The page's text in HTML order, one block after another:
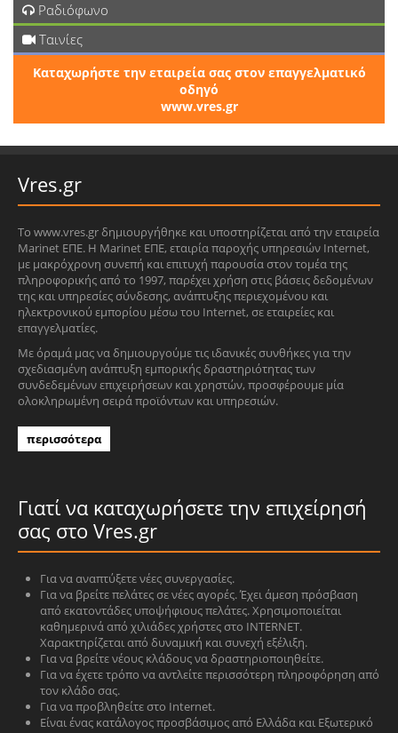
Ραδιόφωνο
Ταινίες
Καταχωρήστε την εταιρεία σας στον επαγγελματικό
οδηγό
www.vres.gr
Vres.gr
Το www.vres.gr δημιουργήθηκε και υποστηρίζεται από την εταιρεία
Marinet ΕΠΕ. Η Marinet ΕΠΕ, εταιρία παροχής υπηρεσιών Internet,
με μακρόχρονη συνεπή και επιτυχή παρουσία στον τομέα της
πληροφορικής από το 1997, παρέχει χρήση στις βάσεις δεδομένων
της και υπηρεσίες σύνδεσης, ανάπτυξης περιεχομένου και
ηλεκτρονικού εμπορίου μέσω του Internet, σε εταιρείες και
επαγγελματίες.
Με όραμά μας να δημιουργούμε τις ιδανικές συνθήκες για την
σχεδιασμένη ανάπτυξη εμπορικής δραστηριότητας των
συνδεδεμένων επιχειρήσεων και χρηστών, προσφέρουμε μία
ολοκληρωμένη σειρά προϊόντων και υπηρεσιών.
περισσότερα
Γιατί να καταχωρήσετε την επιχείρησή
σας στο Vres.gr
Για να αναπτύξετε νέες συνεργασίες.
Για να βρείτε πελάτες σε νέες αγορές. Έχει άμεση πρόσβαση
από εκατοντάδες υποψήφιους πελάτες. Χρησιμοποιείται
καθημερινά από χιλιάδες χρήστες στο INTERNET.
Χαρακτηρίζεται από δυναμική και συνεχή εξέλιξη.
Για να βρείτε νέους κλάδους να δραστηριοποιηθείτε.
Για να έχετε τρόπο να αντλείτε περισσότερη πληροφόρηση από
τον κλάδο σας.
Για να προβληθείτε στο Internet.
Είναι ένας κατάλογος προσβάσιμος από Ελλάδα και Εξωτερικό